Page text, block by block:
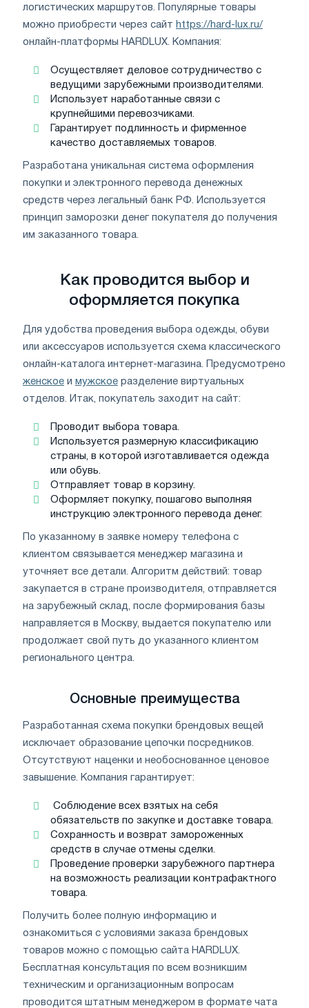
логистических маршрутов. Популярные товары
можно приобрести через сайт https://hard-lux.ru/
онлайн-платформы HARDLUX. Компания:
Осуществляет деловое сотрудничество с
ведущими зарубежными производителями.
Использует наработанные связи с
крупнейшими перевозчиками.
Гарантирует подлинность и фирменное
качество доставляемых товаров.
Разработана уникальная система оформления
покупки и электронного перевода денежных
средств через легальный банк РФ. Используется
принцип заморозки денег покупателя до получения
им заказанного товара.
Как проводится выбор и
оформляется покупка
Для удобства проведения выбора одежды, обуви
или аксессуаров используется схема классического
онлайн-каталога интернет-магазина. Предусмотрено
женское и мужское разделение виртуальных
отделов. Итак, покупатель заходит на сайт:
Проводит выбора товара.
Используется размерную классификацию
страны, в которой изготавливается одежда
или обувь.
Отправляет товар в корзину.
Оформляет покупку, пошагово выполняя
инструкцию электронного перевода денег.
По указанному в заявке номеру телефона с
клиентом связывается менеджер магазина и
уточняет все детали. Алгоритм действий: товар
закупается в стране производителя, отправляется
на зарубежный склад, после формирования базы
направляется в Москву, выдается покупателю или
продолжает свой путь до указанного клиентом
регионального центра.
Основные преимущества
Разработанная схема покупки брендовых вещей
исключает образование цепочки посредников.
Отсутствуют наценки и необоснованное ценовое
завышение. Компания гарантирует:
Соблюдение всех взятых на себя
обязательств по закупке и доставке товара.
Сохранность и возврат замороженных
средств в случае отмены сделки.
Проведение проверки зарубежного партнера
на возможность реализации контрафактного
товара.
Получить более полную информацию и
ознакомиться с условиями заказа брендовых
товаров можно с помощью сайта HARDLUX.
Бесплатная консультация по всем возникшим
техническим и организационным вопросам
проводится штатным менеджером в формате чата